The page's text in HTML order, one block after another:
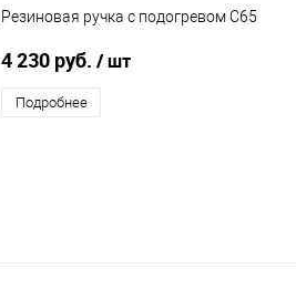
Резиновая ручка с подогревом C65
4 230 руб. / шт
Подробнее